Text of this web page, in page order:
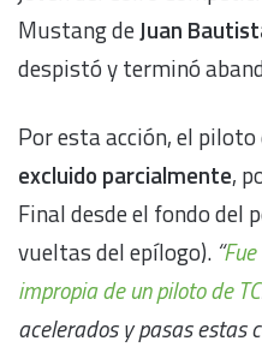
Mustang deJuan
despistó y terminó
Por esta acción, el
excluido parcialmente,
Final desde el fondo del
vueltas del epílogo). “
impropia de un piloto de TC
acelerados y pasas estas